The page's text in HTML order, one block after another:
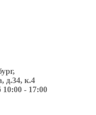
д.34, к.4
- 17:00